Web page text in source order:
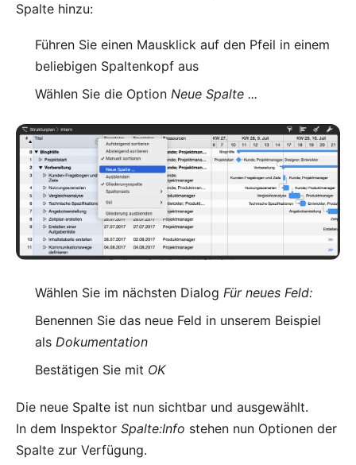
Spalte hinzu:
Führen Sie einen Mausklick auf den Pfeil in einem
beliebigen Spaltenkopf aus
Wählen Sie die Option Neue Spalte ...
Wählen Sie im nächsten Dialog Für neues Feld:
Benennen Sie das neue Feld in unserem Beispiel
als Dokumentation
Bestätigen Sie mit OK
Die neue Spalte ist nun sichtbar und ausgewählt.
In dem Inspektor Spalte:Info stehen nun Optionen der
Spalte zur Verfügung.